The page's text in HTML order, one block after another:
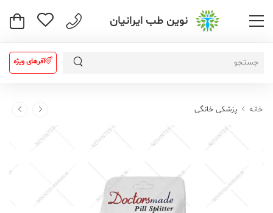
نوین طب ایرانیان
آفرهای ویژه
خانه پزشکی خانگی